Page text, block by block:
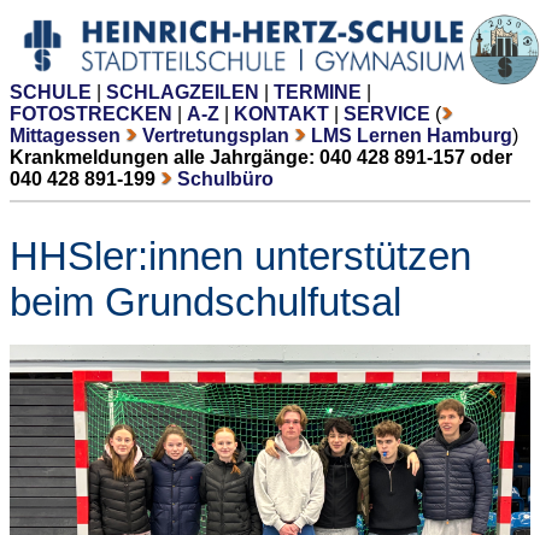
SCHULE SCHLAGZEILEN TERMINE
FOTOSTRECKEN
A-Z KONTAKT SERVICE (
Mittagessen
Vertretungsplan LMS Lernen Hamburg)
Krankmeldungen alle Jahrgänge: 040 428 891-157 oder
040 428 891-199
Schulbüro
HHSler:innen unterstützen
beim Grundschulfutsal